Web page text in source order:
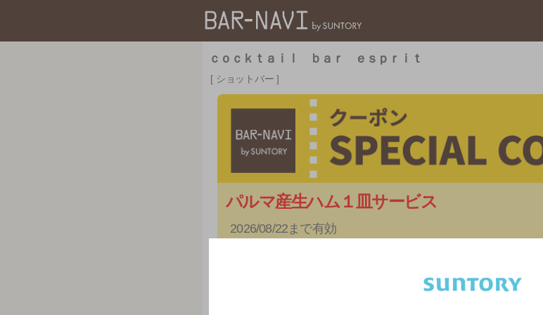
ｃｏｃｋｔａｉｌ ｂａｒ ｅｓｐｒｉｔ
ショットバー
パルマ産生ハム１皿サービス
2026/08/22まで有効